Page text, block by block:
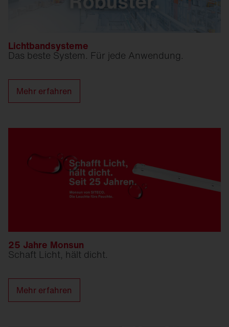
Lichtbandsysteme
Das beste System. Für jede Anwendung.
Mehr erfahren
25 Jahre Monsun
Schaft Licht, hält dicht.
Mehr erfahren